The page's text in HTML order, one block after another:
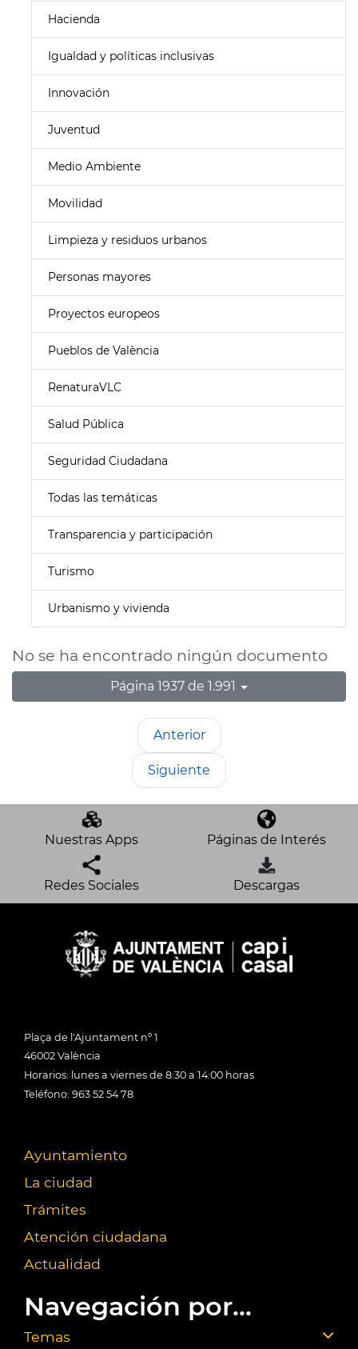
Hacienda
Igualdad y políticas inclusivas
Innovación
Juventud
Medio Ambiente
Movilidad
Limpieza y residuos urbanos
Personas mayores
Proyectos europeos
Pueblos de València
RenaturaVLC
Salud Pública
Seguridad Ciudadana
Todas las temáticas
Transparencia y participación
Turismo
Urbanismo y vivienda
No se ha encontrado ningún documento
Página 1937 de 1.991
Anterior
Siguiente
Nuestras Apps Páginas de Interés
Redes Sociales Descargas
Plaça de l'Ajuntament nº 1
46002 València
Horarios: lunes a viernes de 8:30 a 14:00 horas
Teléfono: 963 52 54 78
Ayuntamiento
La ciudad
Trámites
Atención ciudadana
Actualidad
Navegación por...
Temas